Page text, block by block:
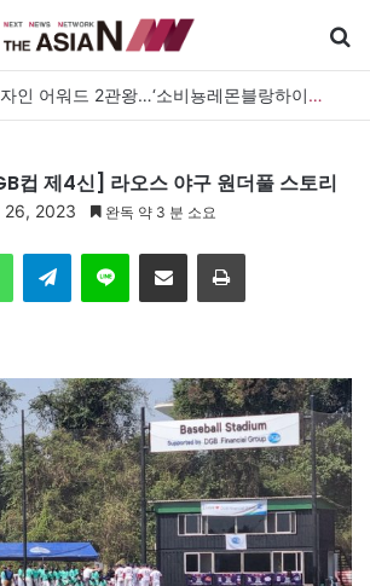
GS25, 세계 디자인 어워드 2관왕…‘소비뇽레몬블랑하이볼’ 디자인 경쟁력 인정
컵 제4신] 라오스 야구 원더풀 스토리
26, 2023 완독 약 3 분 소요
Telegram 이메일